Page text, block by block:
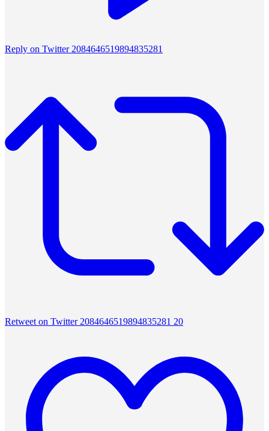
Reply on Twitter 2084646519894835281
Retweet on Twitter 2084646519894835281 20